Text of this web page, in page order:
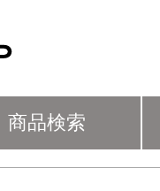
商品検索